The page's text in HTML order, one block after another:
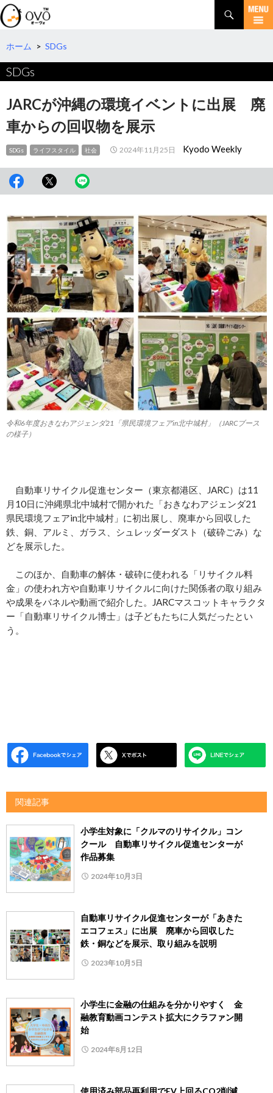
検
索
コ
テ
ツ
へ
動
ホーム > SDGs
SDGs
JARCが沖縄の環境イベントに出展 廃
車からの回収物を展示
SDGs ライフスタイル 社会 2024年11月25日 Kyodo Weekly
令和6年度おきなわアジェンダ21「県民環境フェアin北中城村」（JARCブース
の様子）
自動車リサイクル促進センター（東京都港区、JARC）は11
月10日に沖縄県北中城村で開かれた「おきなわアジェンダ21
県民環境フェアin北中城村」に初出展し、廃車から回収した
鉄、銅、アルミ、ガラス、シュレッダーダスト（破砕ごみ）な
どを展示した。
このほか、自動車の解体・破砕に使われる「リサイクル料
金」の使われ方や自動車リサイクルに向けた関係者の取り組み
や成果をパネルや動画で紹介した。JARCマスコットキャラクタ
ー「自動車リサイクル博士」は子どもたちに人気だったとい
う。
関連記事
小学生対象に「クルマのリサイクル」コン
クール 自動車リサイクル促進センターが
作品募集
2024年10月3日
自動車リサイクル促進センターが「あきた
エコフェス」に出展 廃車から回収した
鉄・銅などを展示、取り組みを説明
2023年10月5日
小学生に金融の仕組みを分かりやすく 金
融教育動画コンテスト拡大にクラファン開
始
2024年8月12日